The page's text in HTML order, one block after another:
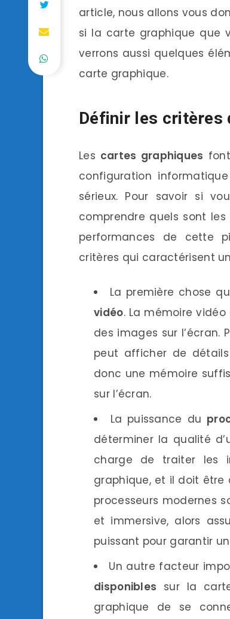
article, nous allons vous
si la carte graphique que
verrons aussi quelques
carte graphique.
Définir les critères
Les cartes graphiques
configuration
sérieux. Pour savoir si
comprendre quels sont
performances de cette
critères qui caractérisent
La première chose
vidéo. La mémoire
des images sur l’écran.
peut afficher de
donc une mémoire
sur l’écran.
La puissance du
déterminer la qualité
charge de traiter les
graphique, et il doit être
processeurs modernes
et immersive, alors
puissant pour garantir
Un autre facteur
disponibles sur la
graphique de se